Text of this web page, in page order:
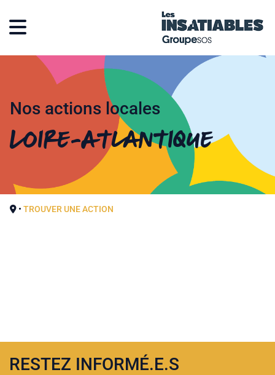
Nos actions locales
Loire-Atlantique
• TROUVER UNE ACTION
RESTEZ INFORMÉ.E.S